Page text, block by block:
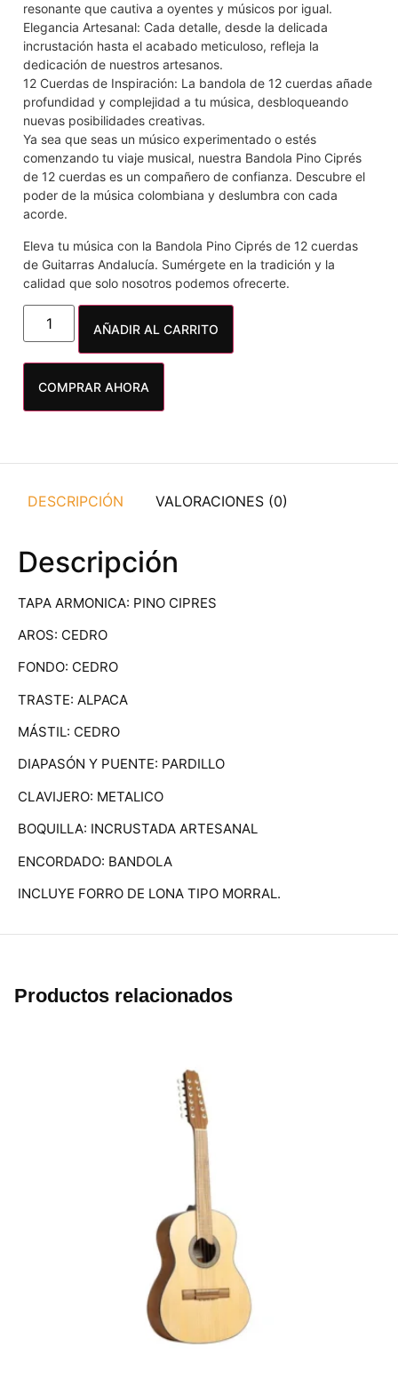
resonante que cautiva a oyentes y músicos por igual.
Elegancia Artesanal: Cada detalle, desde la delicada
incrustación hasta el acabado meticuloso, refleja la
dedicación de nuestros artesanos.
12 Cuerdas de Inspiración: La bandola de 12 cuerdas añade
profundidad y complejidad a tu música, desbloqueando
nuevas posibilidades creativas.
Ya sea que seas un músico experimentado o estés
comenzando tu viaje musical, nuestra Bandola Pino Ciprés
de 12 cuerdas es un compañero de confianza. Descubre el
poder de la música colombiana y deslumbra con cada
acorde.
Eleva tu música con la Bandola Pino Ciprés de 12 cuerdas
de Guitarras Andalucía. Sumérgete en la tradición y la
calidad que solo nosotros podemos ofrecerte.
AÑADIR AL CARRITO
COMPRAR AHORA
DESCRIPCIÓN VALORACIONES (0)
Descripción
TAPA ARMONICA: PINO CIPRES
AROS: CEDRO
FONDO: CEDRO
TRASTE: ALPACA
MÁSTIL: CEDRO
DIAPASÓN Y PUENTE: PARDILLO
CLAVIJERO: METALICO
BOQUILLA: INCRUSTADA ARTESANAL
ENCORDADO: BANDOLA
INCLUYE FORRO DE LONA TIPO MORRAL.
Productos relacionados